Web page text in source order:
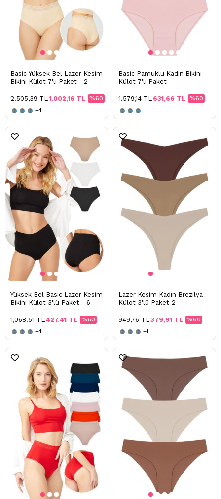
Basic Yüksek Bel Lazer Kesim
Bikini Külot 7'li Paket - 2
%60
1.002,16 TL
2.505,39 TL
+4
Basic Pamuklu Kadın Bikini
Külot 7'li Paket
%60
631,66 TL
1.579,14 TL
Yüksek Bel Basic Lazer Kesim
Bikini Külot 3'lü Paket - 6
%60
427.41 TL
1,068.51 TL
+4
Lazer Kesim Kadın Brezilya
Külot 3'lü Paket-2
%60
379,91 TL
949,76 TL
+1